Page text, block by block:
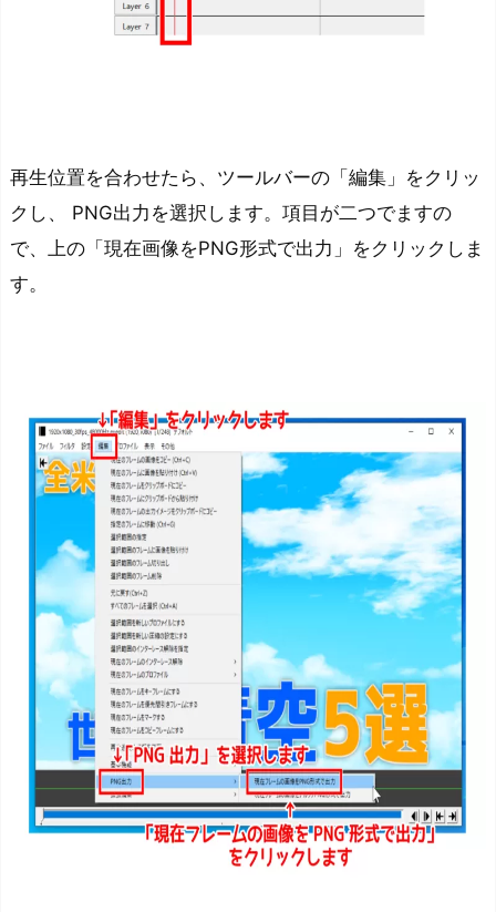
再生位置を合わせたら、ツールバーの「編集」をクリッ
クし、 PNG出力を選択します。項目が二つでますの
で、上の「現在画像をPNG形式で出力」をクリックしま
す。